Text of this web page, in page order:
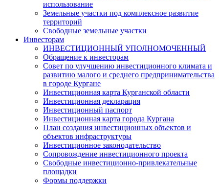
использование
Земельные участки под комплексное развитие
территорий
Свободные земельные участки
Инвесторам
ИНВЕСТИЦИОННЫЙ УПОЛНОМОЧЕННЫЙ
Обращение к инвесторам
Совет по улучшению инвестиционного климата и
развитию малого и среднего предпринимательства
в городе Кургане
Инвестиционная карта Курганской области
Инвестиционная декларация
Инвестиционный паспорт
Инвестиционная карта города Кургана
План создания инвестиционных объектов и
объектов инфраструктуры
Инвестиционное законодательство
Сопровождение инвестиционного проекта
Свободные инвестиционно-привлекательные
площадки
Формы поддержки